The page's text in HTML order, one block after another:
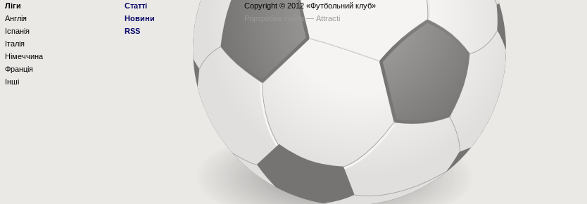
Ліги
Англія
Іспанія
Італія
Німеччина
Франція
Інші
Статті
Новини
RSS
Copyright © 2012 «Футбольний клуб»
Рорзробка сайта — Attracti